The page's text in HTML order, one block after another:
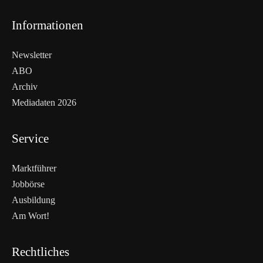
Informationen
Newsletter
ABO
Archiv
Mediadaten 2026
Service
Marktführer
Jobbörse
Ausbildung
Am Wort!
Rechtliches